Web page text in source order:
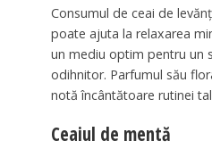
Consumul de ceai de
poate ajuta la relaxarea
un mediu optim pentru un
odihnitor. Parfumul său
notă încântătoare rutinei
Ceaiul de mentă